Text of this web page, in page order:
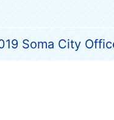
Soma City